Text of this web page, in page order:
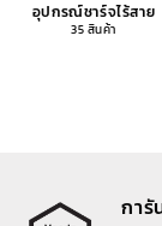
อุปกรณ์ชาร์จไร้สาย
35 สินค้า
การั